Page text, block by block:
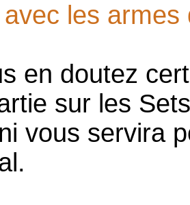
les armes
en doutez
sur les
vous servira